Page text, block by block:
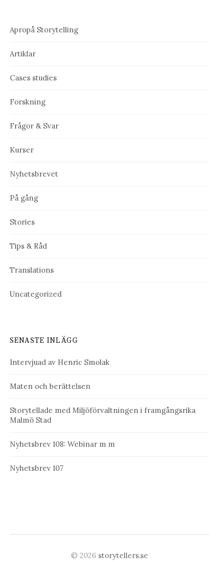
Apropå Storytelling
Artiklar
Cases studies
Forskning
Frågor & Svar
Kurser
Nyhetsbrevet
På gång
Stories
Tips & Råd
Translations
Uncategorized
SENASTE INLÄGG
Intervjuad av Henric Smolak
Maten och berättelsen
Storytellade med Miljöförvaltningen i framgångsrika
Malmö Stad
Nyhetsbrev 108: Webinar m m
Nyhetsbrev 107
© 2026 storytellers.se